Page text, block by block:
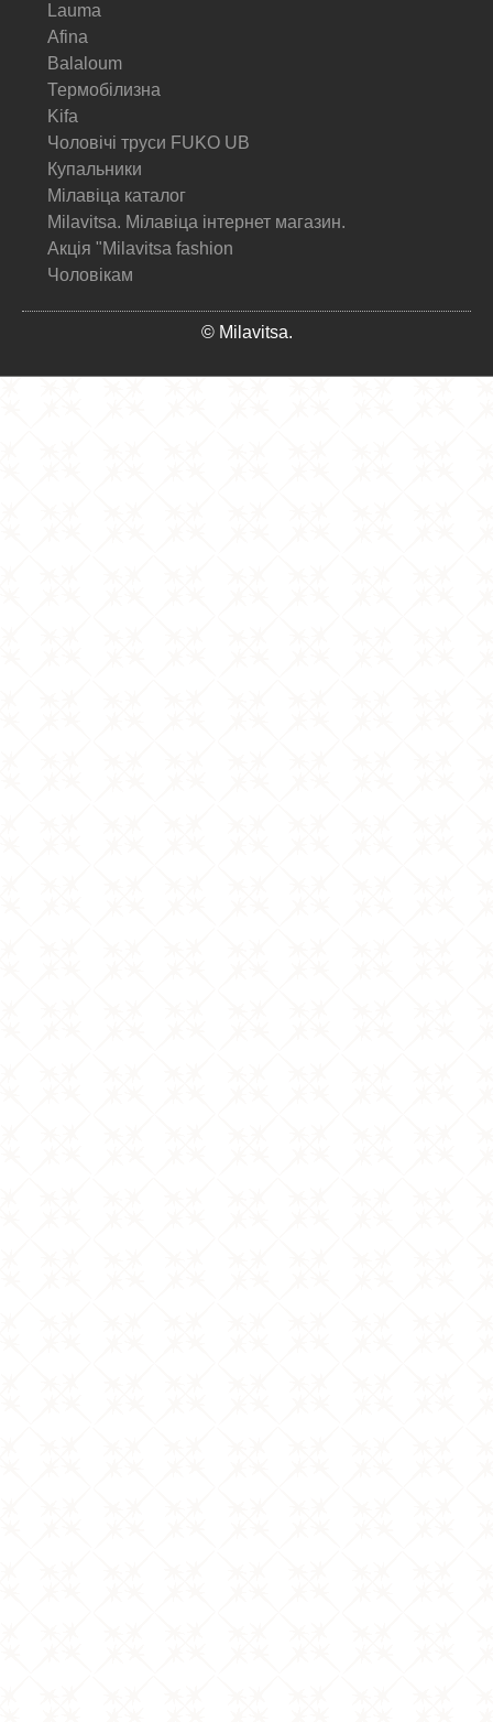
Lauma
Afina
Balaloum
Термобілизна
Kifa
Чоловічі труси FUKO UB
Купальники
Мілавіца каталог
Milavitsa. Мілавіца інтернет магазин.
Акція "Milavitsa fashion
Чоловікам
© Milavitsa.